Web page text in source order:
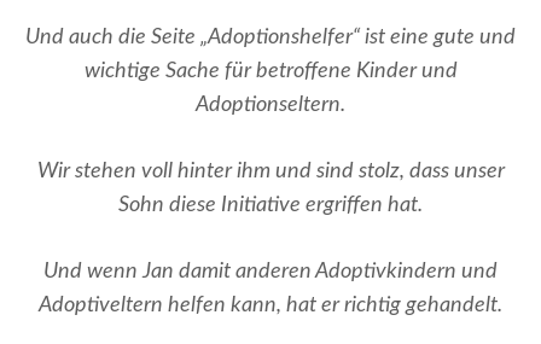
Und auch die Seite „Adoptionshelfer“ ist eine gute und
wichtige Sache für betroffene Kinder und
Adoptionseltern.
Wir stehen voll hinter ihm und sind stolz, dass unser
Sohn diese Initiative ergriffen hat.
Und wenn Jan damit anderen Adoptivkindern und
Adoptiveltern helfen kann, hat er richtig gehandelt.